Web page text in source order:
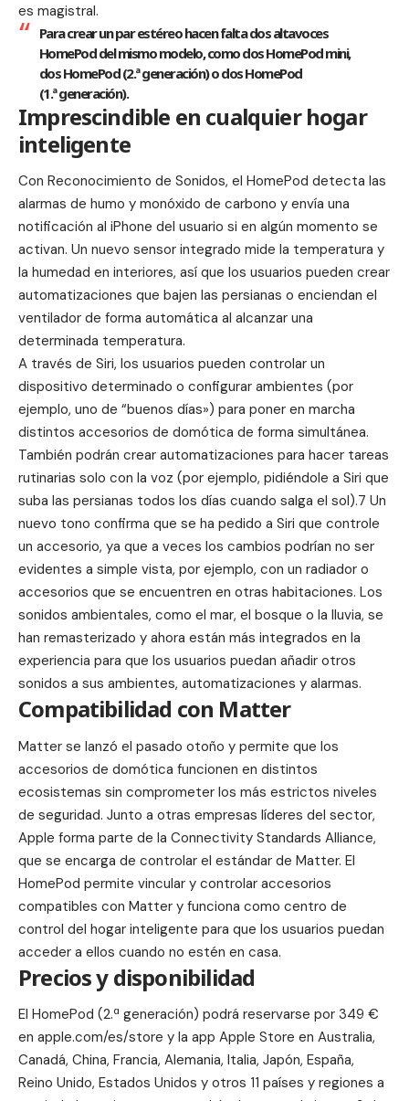
es magistral.
Para crear un par estéreo hacen falta dos altavoces
HomePod del mismo modelo, como dos HomePod mini,
dos HomePod (2.ª generación) o dos HomePod
(1.ª generación).
Imprescindible en cualquier hogar
inteligente
Con Reconocimiento de Sonidos, el HomePod detecta las
alarmas de humo y monóxido de carbono y envía una
notificación al iPhone del usuario si en algún momento se
activan. Un nuevo sensor integrado mide la temperatura y
la humedad en interiores, así que los usuarios pueden crear
automatizaciones que bajen las persianas o enciendan el
ventilador de forma automática al alcanzar una
determinada temperatura.
A través de Siri, los usuarios pueden controlar un
dispositivo determinado o configurar ambientes (por
ejemplo, uno de “buenos días») para poner en marcha
distintos accesorios de domótica de forma simultánea.
También podrán crear automatizaciones para hacer tareas
rutinarias solo con la voz (por ejemplo, pidiéndole a Siri que
suba las persianas todos los días cuando salga el sol).7 Un
nuevo tono confirma que se ha pedido a Siri que controle
un accesorio, ya que a veces los cambios podrían no ser
evidentes a simple vista, por ejemplo, con un radiador o
accesorios que se encuentren en otras habitaciones. Los
sonidos ambientales, como el mar, el bosque o la lluvia, se
han remasterizado y ahora están más integrados en la
experiencia para que los usuarios puedan añadir otros
sonidos a sus ambientes, automatizaciones y alarmas.
Compatibilidad con Matter
Matter se lanzó el pasado otoño y permite que los
accesorios de domótica funcionen en distintos
ecosistemas sin comprometer los más estrictos niveles
de seguridad. Junto a otras empresas líderes del sector,
Apple forma parte de la Connectivity Standards Alliance,
que se encarga de controlar el estándar de Matter. El
HomePod permite vincular y controlar accesorios
compatibles con Matter y funciona como centro de
control del hogar inteligente para que los usuarios puedan
acceder a ellos cuando no estén en casa.
Precios y disponibilidad
El HomePod (2.ª generación) podrá reservarse por 349 €
en apple.com/es/store y la app Apple Store en Australia,
Canadá, China, Francia, Alemania, Italia, Japón, España,
Reino Unido, Estados Unidos y otros 11 países y regiones a